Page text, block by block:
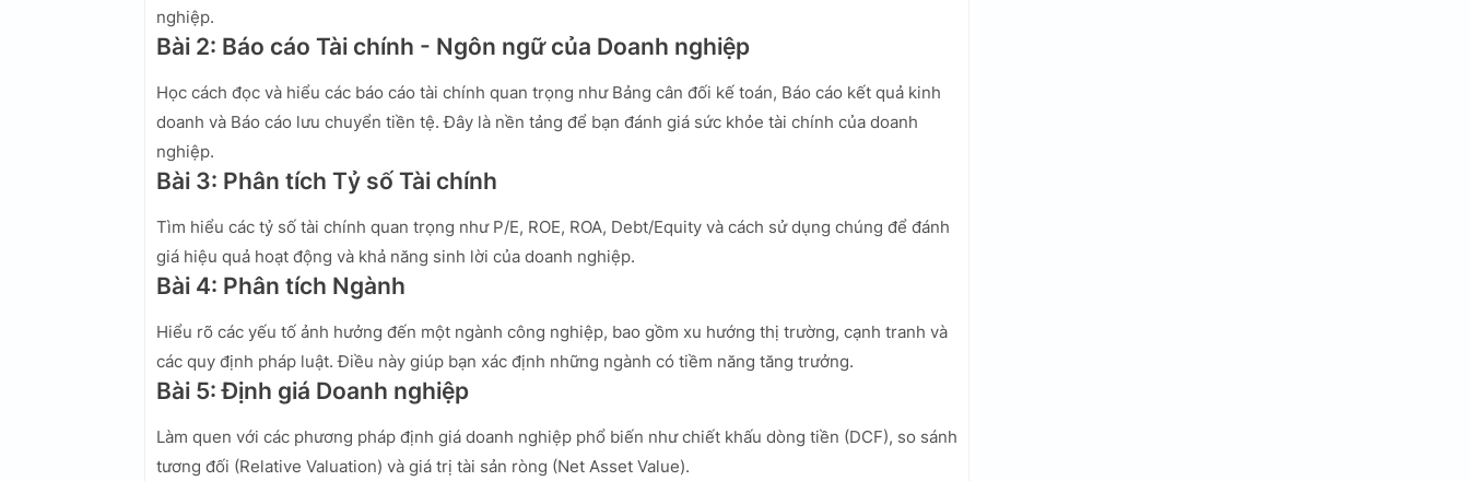
nghiệp.
Bài 2: Báo cáo Tài chính - Ngôn ngữ của Doanh nghiệp
Học cách đọc và hiểu các báo cáo tài chính quan trọng như Bảng cân đối kế toán, Báo cáo kết quả kinh
doanh và Báo cáo lưu chuyển tiền tệ. Đây là nền tảng để bạn đánh giá sức khỏe tài chính của doanh
nghiệp.
Bài 3: Phân tích Tỷ số Tài chính
Tìm hiểu các tỷ số tài chính quan trọng như P/E, ROE, ROA, Debt/Equity và cách sử dụng chúng để đánh
giá hiệu quả hoạt động và khả năng sinh lời của doanh nghiệp.
Bài 4: Phân tích Ngành
Hiểu rõ các yếu tố ảnh hưởng đến một ngành công nghiệp, bao gồm xu hướng thị trường, cạnh tranh và
các quy định pháp luật. Điều này giúp bạn xác định những ngành có tiềm năng tăng trưởng.
Bài 5: Định giá Doanh nghiệp
Làm quen với các phương pháp định giá doanh nghiệp phổ biến như chiết khấu dòng tiền (DCF), so sánh
tương đối (Relative Valuation) và giá trị tài sản ròng (Net Asset Value).